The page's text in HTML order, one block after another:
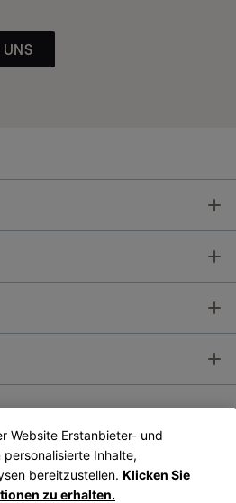
UNS
Bose Connect
App
Website Erstanbieter- und
Inhalte,
bereitzustellen. Klicken Sie
zu erhalten.